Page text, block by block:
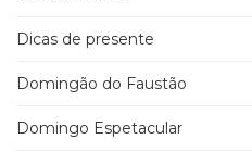
Dicas de presente
Domingão do Faustão
Domingo Espetacular